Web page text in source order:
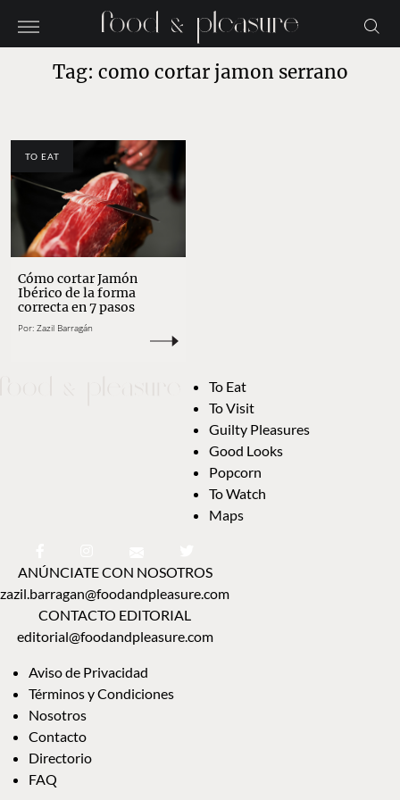
Tag: como cortar jamon serrano
TO EAT
Cómo cortar Jamón
Ibérico de la forma
correcta en 7 pasos
Por: Zazil Barragán
To Eat
To Visit
Guilty Pleasures
Good Looks
Popcorn
To Watch
Maps
ANÚNCIATE CON NOSOTROS
zazil.barragan@foodandpleasure.com
CONTACTO EDITORIAL
editorial@foodandpleasure.com
Aviso de Privacidad
Términos y Condiciones
Nosotros
Contacto
Directorio
FAQ